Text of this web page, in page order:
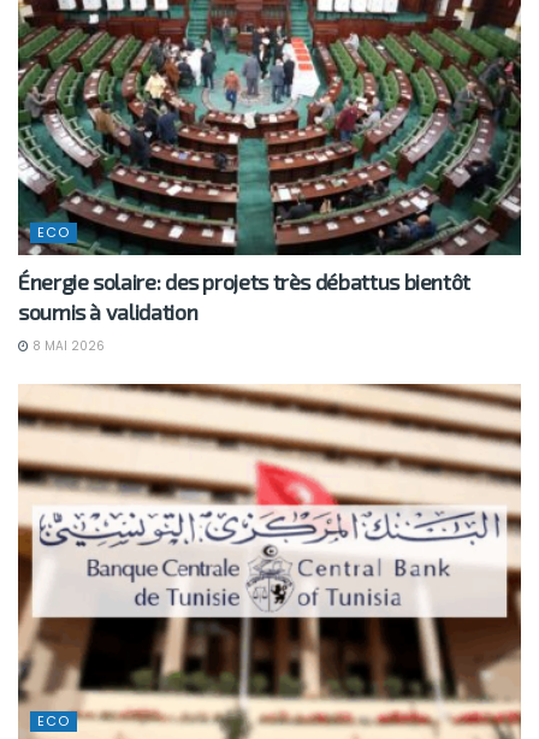
ECO
Énergie solaire: des projets très débattus bientôt
soumis à validation
8 MAI 2026
ECO